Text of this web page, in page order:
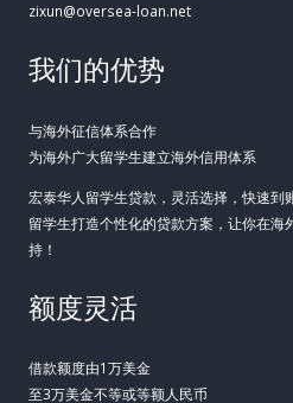
zixun@oversea-loan.net
我们的优势
与海外征信体系合作
为海外广大留学生建立海外信用体系
宏泰华人留学生贷款，灵活选择，快速到
留学生打造个性化的贷款方案，让你在海
持！
额度灵活
借款额度由1万美金
至3万美金不等或等额人民币